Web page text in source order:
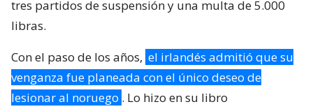
tres partidos de suspensión y una multa de 5.000
libras.
Con el paso de los años, el irlandés admitió que su
venganza fue planeada con el único deseo de
lesionar al noruego . Lo hizo en su libro